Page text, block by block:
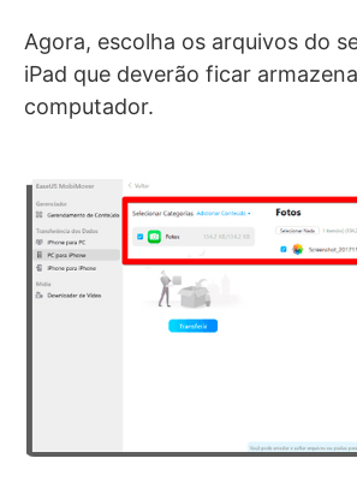
Agora, escolha os arquivos do
iPad que deverão ficar
computador.